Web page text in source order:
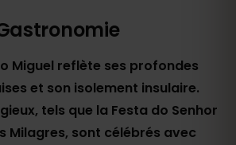
Miguel reflète ses profondes
et son isolement insulaire.
tels que la Festa do Senhor
Milagres, sont célébrés avec